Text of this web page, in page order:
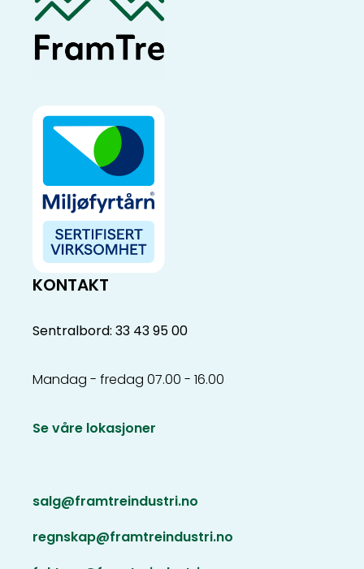
KONTAKT
Sentralbord: 33 43 95 00
Mandag - fredag 07.00 - 16.00
Se våre lokasjoner
salg@framtreindustri.no
regnskap@framtreindustri.no